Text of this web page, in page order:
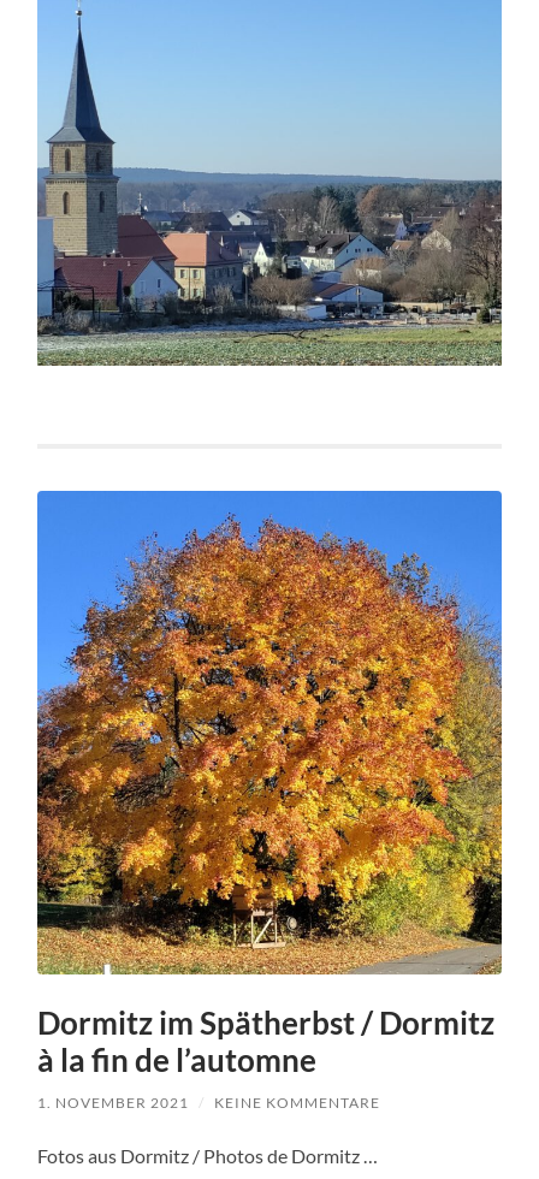
Dormitz im Spätherbst / Dormitz
à la fin de l’automne
1. NOVEMBER 2021 / KEINE KOMMENTARE
Fotos aus Dormitz / Photos de Dormitz …